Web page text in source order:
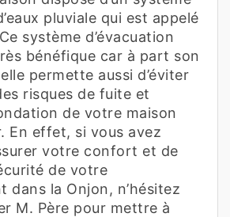
pluviale qui est appelé
système d’évacuation
très bénéfique car à part son
permette aussi d’éviter
risques de fuite et
de votre maison
En effet, si vous avez
votre confort et de
de votre
dans la Onjon, n’hésitez
M. Père pour mettre à